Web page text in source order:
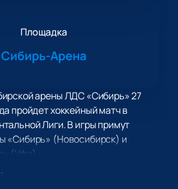
Площадка
Сибирь-Арена
арены ЛДС «Сибирь» 27
пройдет хоккейный матч в
Лиги. В игры примут
«Сибирь» (Новосибирск) и
(Уфа).
профессиональный хоккейный